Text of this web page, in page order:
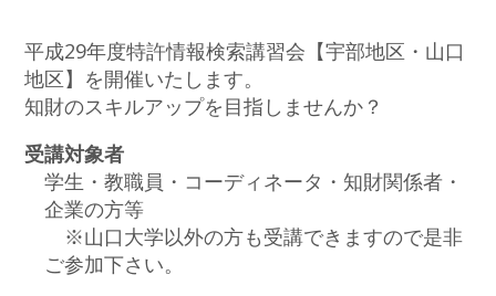
平成29年度特許情報検索講習会【宇部地区・山口
地区】を開催いたします。
知財のスキルアップを目指しませんか？
受講対象者
学生・教職員・コーディネータ・知財関係者・
企業の方等
※山口大学以外の方も受講できますので是非
ご参加下さい。